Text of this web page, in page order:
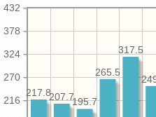
216
270
324
378
432
317.5
265.5
195.7
207.7
217.8